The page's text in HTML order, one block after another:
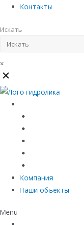
Контакты
Искать
×
Компания
Наши объекты
Menu